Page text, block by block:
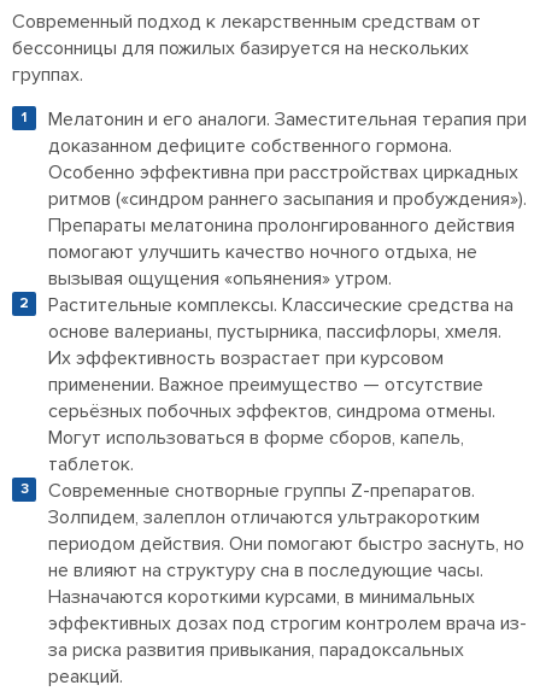
Современный подход к лекарственным средствам от
бессонницы для пожилых базируется на нескольких
группах.
Мелатонин и его аналоги. Заместительная терапия при
доказанном дефиците собственного гормона.
Особенно эффективна при расстройствах циркадных
ритмов («синдром раннего засыпания и пробуждения»).
Препараты мелатонина пролонгированного действия
помогают улучшить качество ночного отдыха, не
вызывая ощущения «опьянения» утром.
Растительные комплексы. Классические средства на
основе валерианы, пустырника, пассифлоры, хмеля.
Их эффективность возрастает при курсовом
применении. Важное преимущество — отсутствие
серьёзных побочных эффектов, синдрома отмены.
Могут использоваться в форме сборов, капель,
таблеток.
Современные снотворные группы Z-препаратов.
Золпидем, залеплон отличаются ультракоротким
периодом действия. Они помогают быстро заснуть, но
не влияют на структуру сна в последующие часы.
Назначаются короткими курсами, в минимальных
эффективных дозах под строгим контролем врача из-
за риска развития привыкания, парадоксальных
реакций.